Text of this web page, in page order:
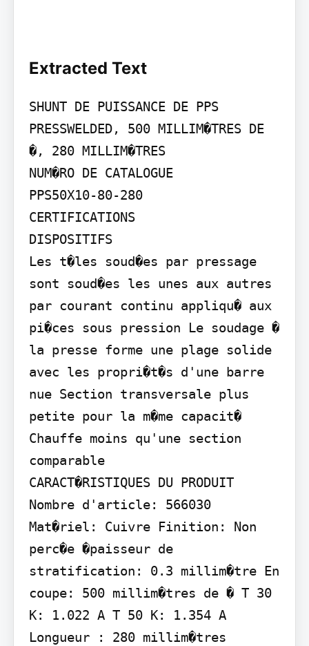
Extracted Text
SHUNT DE PUISSANCE DE PPS
PRESSWELDED, 500 MILLIM�TRES DE
�, 280 MILLIM�TRES
NUM�RO DE CATALOGUE
PPS50X10-80-280
CERTIFICATIONS
DISPOSITIFS
Les t�les soud�es par pressage
sont soud�es les unes aux autres
par courant continu appliqu� aux
pi�ces sous pression Le soudage �
la presse forme une plage solide
avec les propri�t�s d'une barre
nue Section transversale plus
petite pour la m�me capacit�
Chauffe moins qu'une section
comparable
CARACT�RISTIQUES DU PRODUIT
Nombre d'article: 566030
Mat�riel: Cuivre Finition: Non
perc�e �paisseur de
stratification: 0.3 millim�tre En
coupe: 500 millim�tres de � T 30
K: 1.022 A T 50 K: 1.354 A
Longueur : 280 millim�tres